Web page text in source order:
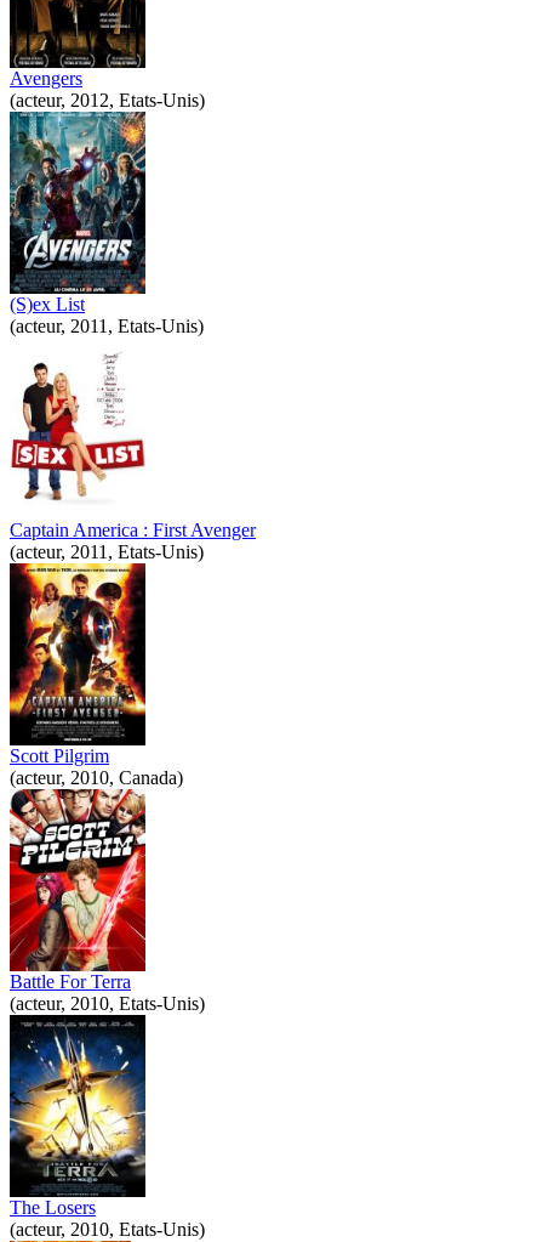
Avengers
(acteur, 2012, Etats-Unis)
(S)ex List
(acteur, 2011, Etats-Unis)
Captain America : First Avenger
(acteur, 2011, Etats-Unis)
Scott Pilgrim
(acteur, 2010, Canada)
Battle For Terra
(acteur, 2010, Etats-Unis)
The Losers
(acteur, 2010, Etats-Unis)